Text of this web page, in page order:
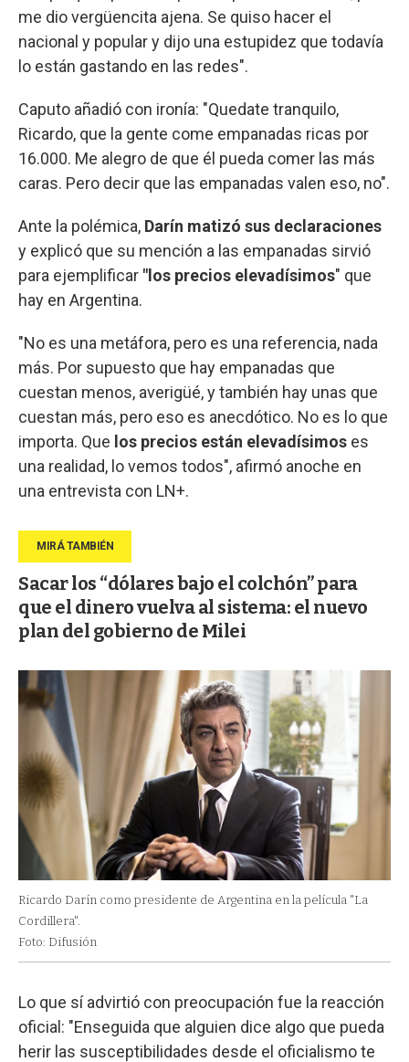
me dio vergüencita ajena. Se quiso hacer el
nacional y popular y dijo una estupidez que todavía
lo están gastando en las redes".
Caputo añadió con ironía: "Quedate tranquilo,
Ricardo, que la gente come empanadas ricas por
16.000. Me alegro de que él pueda comer las más
caras. Pero decir que las empanadas valen eso, no".
Ante la polémica, Darín matizó sus declaraciones
y explicó que su mención a las empanadas sirvió
para ejemplificar "los precios elevadísimos" que
hay en Argentina.
"No es una metáfora, pero es una referencia, nada
más. Por supuesto que hay empanadas que
cuestan menos, averigüé, y también hay unas que
cuestan más, pero eso es anecdótico. No es lo que
importa. Que los precios están elevadísimos es
una realidad, lo vemos todos", afirmó anoche en
una entrevista con LN+.
Sacar los “dólares bajo el colchón” para
que el dinero vuelva al sistema: el nuevo
plan del gobierno de Milei
Ricardo Darín como presidente de Argentina en la película "La
Cordillera".
Foto: Difusión
Lo que sí advirtió con preocupación fue la reacción
oficial: "Enseguida que alguien dice algo que pueda
herir las susceptibilidades desde el oficialismo te